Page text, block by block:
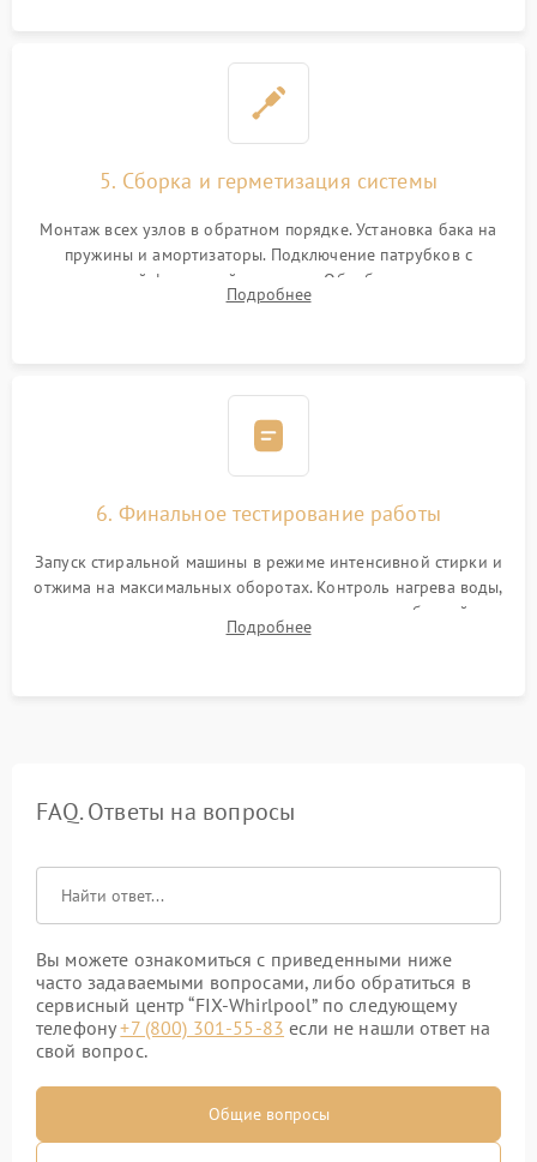
5. Сборка и герметизация системы
Монтаж всех узлов в обратном порядке. Установка бака на
пружины и амортизаторы. Подключение патрубков с
надежной фиксацией хомутами. Обработка стыков
герметиком для предотвращения возможных протечек воды.
Подробнее
6. Финальное тестирование работы
Запуск стиральной машины в режиме интенсивной стирки и
отжима на максимальных оборотах. Контроль нагрева воды,
корректности слива, отсутствия излишних вибраций,
посторонних стуков и протечек под корпусом.
Подробнее
FAQ. Ответы на вопросы
Вы можете ознакомиться с приведенными ниже
часто задаваемыми вопросами, либо обратиться в
сервисный центр “FIX-Whirlpool” по следующему
телефону+7 (800) 301-55-83 если не нашли ответ на
свой вопрос.
Общие вопросы